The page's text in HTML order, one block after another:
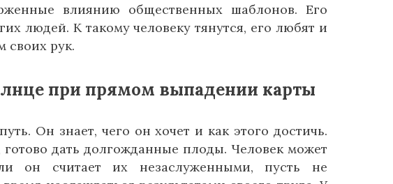
влиянию общественных шаблонов. Его
людей. К такому человеку тянутся, его любят и
своих рук.
при прямом выпадении карты
Он знает, чего он хочет и как этого достичь.
дать долгожданные плоды. Человек может
он считает их незаслуженными, пусть не